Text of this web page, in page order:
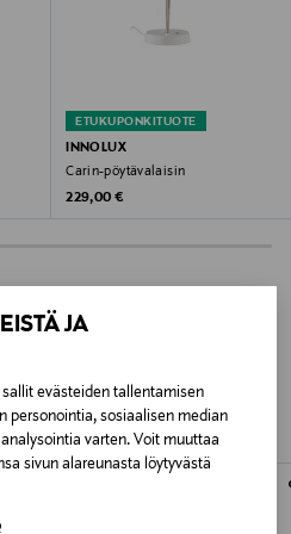
JA
evästeiden tallentamisen
personointia, sosiaalisen median
varten. Voit muuttaa
sivun alareunasta löytyvästä
Finland
ETUKUPONKITUOTE
INNOLUX
Carin-pöytävalaisin
Original Price
229,00 €